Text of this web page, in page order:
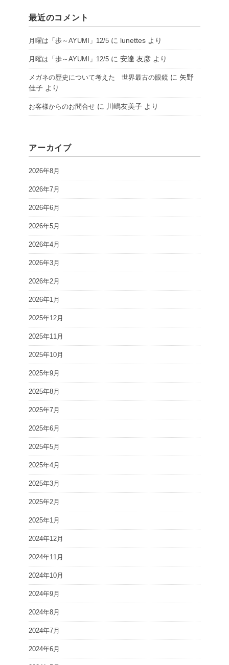
最近のコメント
月曜は「歩～AYUMI」12/5 に lunettes より
月曜は「歩～AYUMI」12/5 に 安達 友彦 より
メガネの歴史について考えた 世界最古の眼鏡 に 矢野
佳子 より
お客様からのお問合せ に 川嶋友美子 より
アーカイブ
2026年8月
2026年7月
2026年6月
2026年5月
2026年4月
2026年3月
2026年2月
2026年1月
2025年12月
2025年11月
2025年10月
2025年9月
2025年8月
2025年7月
2025年6月
2025年5月
2025年4月
2025年3月
2025年2月
2025年1月
2024年12月
2024年11月
2024年10月
2024年9月
2024年8月
2024年7月
2024年6月